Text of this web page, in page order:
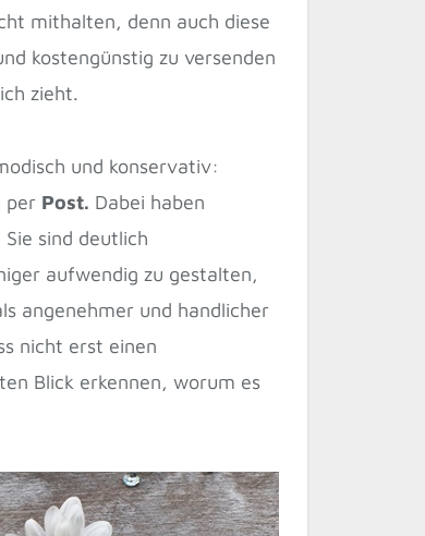
mithalten, denn auch diese
kostengünstig zu versenden
zieht.
und konservativ:
per Post. Dabei haben
sind deutlich
aufwendig zu gestalten,
angenehmer und handlicher
nicht erst einen
Blick erkennen, worum es